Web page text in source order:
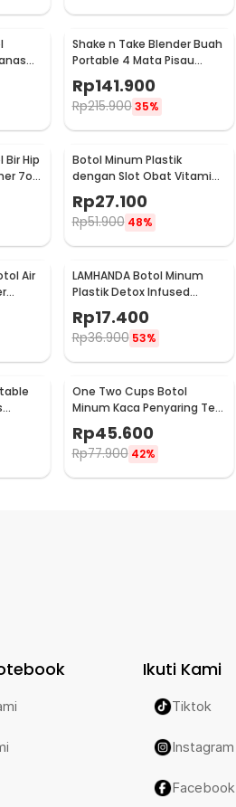
Shake n Take Blender Buah
Portable 4 Mata Pisau
500ml - VT-04
Rp141.900
Rp215.900 35%
Hip
7oz
Botol Minum Plastik
dengan Slot Obat Vitamin
BPA Free 600ml - 830
Rp27.100
Rp51.900 48%
Air
LAMHANDA Botol Minum
Plastik Detox Infused
Water Bottle BPA Free 1L -
QWF236
Rp17.400
Rp36.900 53%
One Two Cups Botol
Minum Kaca Penyaring Teh
Double Wall 230ml - X9001
Rp45.600
Rp77.900 42%
Ikuti Kami
Tiktok
Instagram
Facebook